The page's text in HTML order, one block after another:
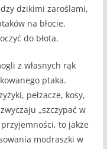
dzikimi zaroślami,
na błocie,
do błota.
z własnych rąk
ptaka.
pełzacze, kosy,
„szczypać w
to jakże
modraszki w